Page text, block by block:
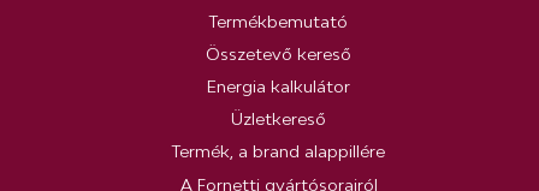
Termékbemutató
Összetevő kereső
Energia kalkulátor
Üzletkereső
Termék, a brand alappillére
A Fornetti gyártósorairól